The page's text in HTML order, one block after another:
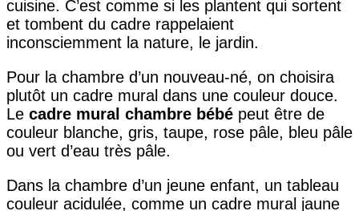
cuisine. C’est comme si les plantent qui sortent
et tombent du cadre rappelaient
inconsciemment la nature, le jardin.
Pour la chambre d’un nouveau-né, on choisira
plutôt un cadre mural dans une couleur douce.
Le cadre mural chambre bébé peut être de
couleur blanche, gris, taupe, rose pâle, bleu pâle
ou vert d’eau très pâle.
Dans la chambre d’un jeune enfant, un tableau
couleur acidulée, comme un cadre mural jaune